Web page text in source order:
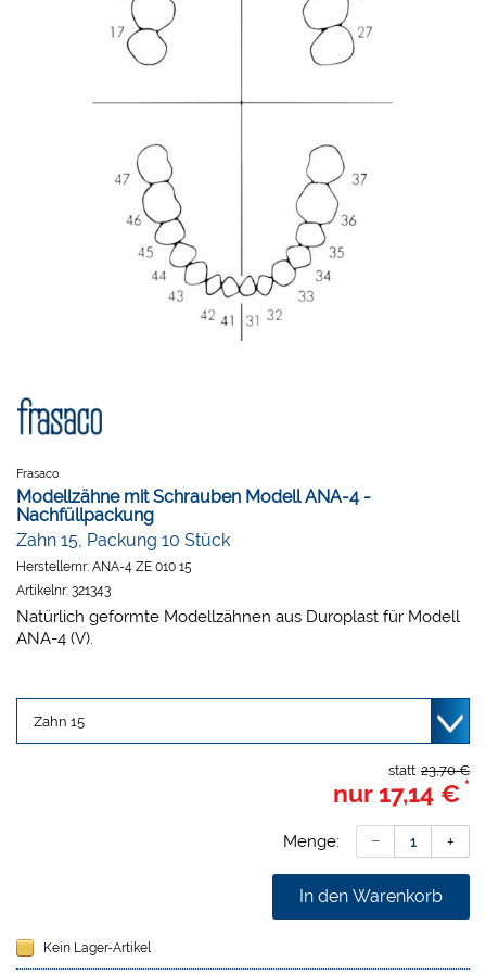
Frasaco
Modellzähne mit Schrauben Modell ANA-4 -
Nachfüllpackung
Zahn 15, Packung 10 Stück
Herstellernr: ANA-4 ZE 010 15
Artikelnr: 321343
Natürlich geformte Modellzähnen aus Duroplast für Modell
ANA-4 (V).
23,70 €
statt
nur 17,14 € *
Menge:
In den Warenkorb
Kein Lager-Artikel